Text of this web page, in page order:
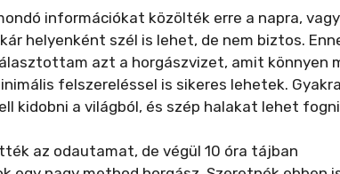
információkat közölték erre a napra,
helyenként szél is lehet, de nem biztos.
azt a horgászvizet, amit könnyen
felszereléssel is sikeres lehetek.
kidobni a világból, és szép halakat lehet
az odautamat, de végül 10 óra tájban